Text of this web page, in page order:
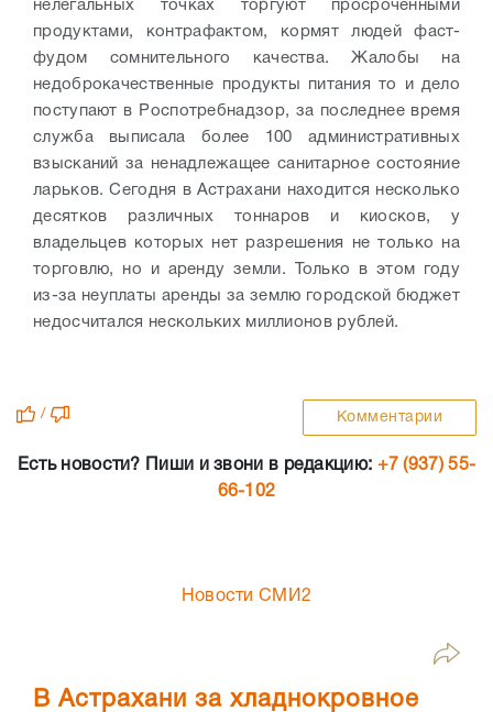
нелегальных точках торгуют просроченными
продуктами, контрафактом, кормят людей фаст-
фудом сомнительного качества. Жалобы на
недоброкачественные продукты питания то и дело
поступают в Роспотребнадзор, за последнее время
служба выписала более 100 административных
взысканий за ненадлежащее санитарное состояние
ларьков. Сегодня в Астрахани находится несколько
десятков различных тоннаров и киосков, у
владельцев которых нет разрешения не только на
торговлю, но и аренду земли. Только в этом году
из-за неуплаты аренды за землю городской бюджет
недосчитался нескольких миллионов рублей.
/ Комментарии
Есть новости? Пиши и звони в редакцию: +7 (937) 55-
66-102
Новости СМИ2
В Астрахани за хладнокровное